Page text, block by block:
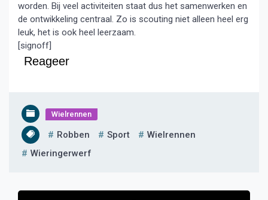
worden. Bij veel activiteiten staat dus het samenwerken en
de ontwikkeling centraal. Zo is scouting niet alleen heel erg
leuk, het is ook heel leerzaam.
[signoff]
Reageer
Wielrennen
Robben Sport
Wielrennen
Wieringerwerf
Bericht